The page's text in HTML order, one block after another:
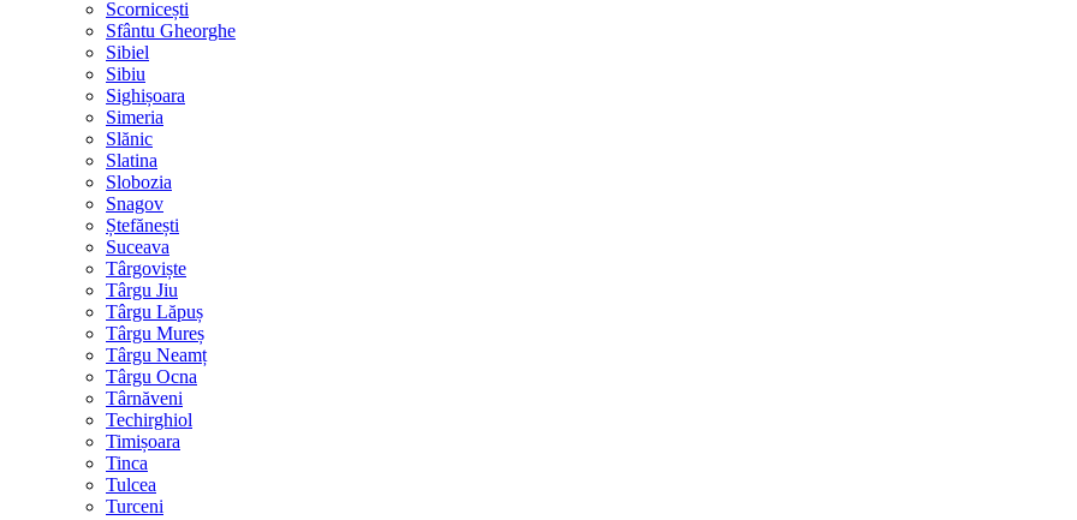
Scornicești
Sfântu Gheorghe
Sibiel
Sibiu
Sighișoara
Simeria
Slănic
Slatina
Slobozia
Snagov
Ștefănești
Suceava
Târgoviște
Târgu Jiu
Târgu Lăpuș
Târgu Mureș
Târgu Neamț
Târgu Ocna
Târnăveni
Techirghiol
Timișoara
Tinca
Tulcea
Turceni